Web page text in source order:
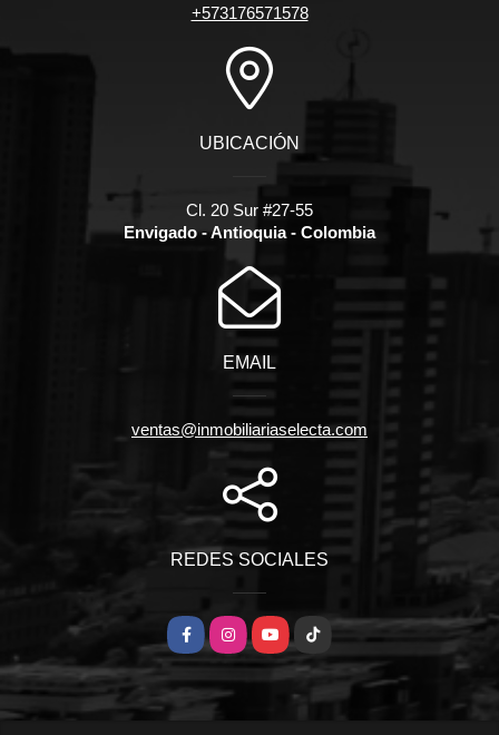
+573176571578
UBICACIÓN
Cl. 20 Sur #27-55
Envigado - Antioquia - Colombia
EMAIL
ventas@inmobiliariaselecta.com
REDES SOCIALES
FacebookInstagramYouTubeTikTok